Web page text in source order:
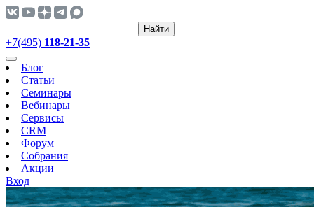
Найти
+7(495) 118-21-35
Блог
Статьи
Семинары
Вебинары
Сервисы
CRM
Форум
Собрания
Акции
Вход